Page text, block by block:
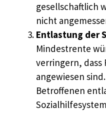
gesellschaftlich
nicht
Entlastung der
Mindestrente
verringern, dass
angewiesen
Betroffenen